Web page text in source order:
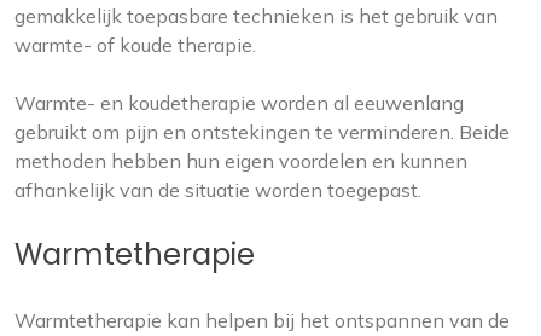
gemakkelijk toepasbare technieken is het gebruik van
warmte- of koude therapie.
Warmte- en koudetherapie worden al eeuwenlang
gebruikt om pijn en ontstekingen te verminderen. Beide
methoden hebben hun eigen voordelen en kunnen
afhankelijk van de situatie worden toegepast.
Warmtetherapie
Warmtetherapie kan helpen bij het ontspannen van de